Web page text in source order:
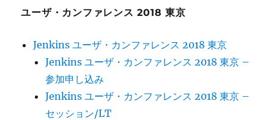
ユーザ・カンファレンス 2018 東京
Jenkins ユーザ・カンファレンス 2018 東京
Jenkins ユーザ・カンファレンス 2018 東京 –
参加申し込み
Jenkins ユーザ・カンファレンス 2018 東京 –
セッション/LT